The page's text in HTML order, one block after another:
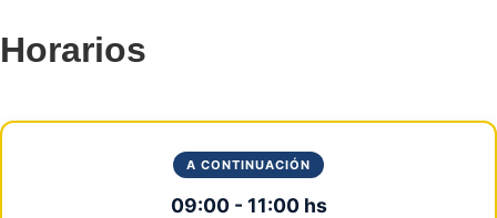
Horarios
A CONTINUACIÓN
09:00 - 11:00 hs